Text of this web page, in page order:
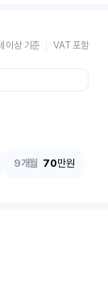
이상 기준 VAT 포함
9개월 70만원